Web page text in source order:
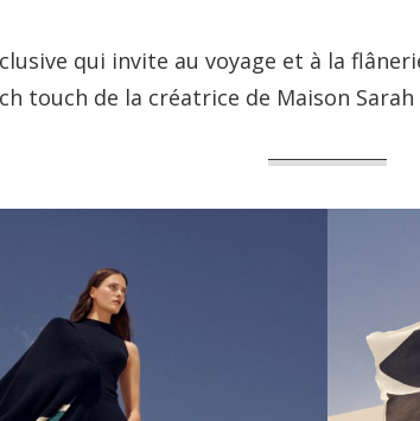
qui invite au voyage et à la
touch de la créatrice de Maison